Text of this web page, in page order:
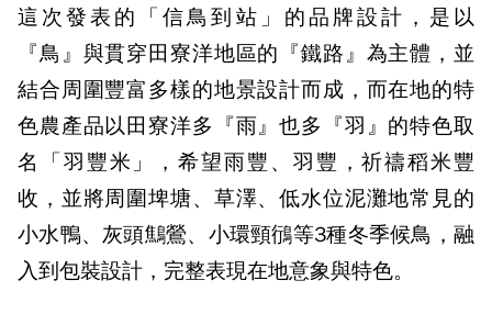
這次發表的「信鳥到站」的品牌設計，是以
『鳥』與貫穿田寮洋地區的『鐵路』為主體，並
結合周圍豐富多樣的地景設計而成，而在地的特
色農產品以田寮洋多『雨』也多『羽』的特色取
名「羽豐米」，希望雨豐、羽豐，祈禱稻米豐
收，並將周圍埤塘、草澤、低水位泥灘地常見的
小水鴨、灰頭鷦鶯、小環頸鴴等3種冬季候鳥，融
入到包裝設計，完整表現在地意象與特色。